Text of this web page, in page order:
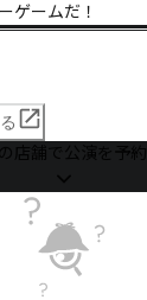
店舗で公演を予約